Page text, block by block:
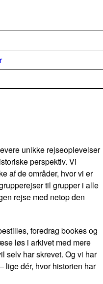
unikke rejseoplevelser
perspektiv. Vi
af de områder, hvor vi er
til grupper i alle
rejse med netop den
foredrag bookes og
løs i arkivet med mere
selv har skrevet. Og vi har
lige dér, hvor historien har